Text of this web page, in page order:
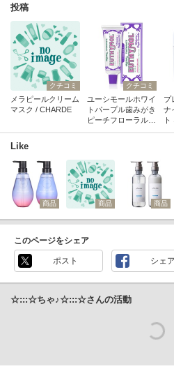
投稿
クチコミ
メラピールクリーム
マスク / CHARDE
クチコミ
ユーシモールホワイ
トパープル歯みがき
ピーチフローラルミ
プ
ナ
Like
商品 商品 商品
このページをシェア
ポスト シェア
☆:::☆ちゃ♪☆:::☆さんの活動